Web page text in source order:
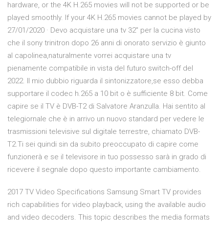
hardware, or the 4K H.265 movies will not be supported or be
played smoothly. If your 4K H.265 movies cannot be played by
27/01/2020 · Devo acquistare una tv 32" per la cucina visto
che il sony trinitron dopo 26 anni di onorato servizio è giunto
al capolinea,naturalmente vorrei acquistare una tv
pienamente compatibile in vista del futuro switch-off del
2022. Il mio dubbio riguarda il sintonizzatore,se esso debba
supportare il codec h.265 a 10 bit o è sufficiente 8 bit. Come
capire se il TV è DVB-T2 di Salvatore Aranzulla. Hai sentito al
telegiornale che è in arrivo un nuovo standard per vedere le
trasmissioni televisive sul digitale terrestre, chiamato DVB-
T2.Ti sei quindi sin da subito preoccupato di capire come
funzionerà e se il televisore in tuo possesso sarà in grado di
ricevere il segnale dopo questo importante cambiamento.
2017 TV Video Specifications Samsung Smart TV provides
rich capabilities for video playback, using the available audio
and video decoders. This topic describes the media formats